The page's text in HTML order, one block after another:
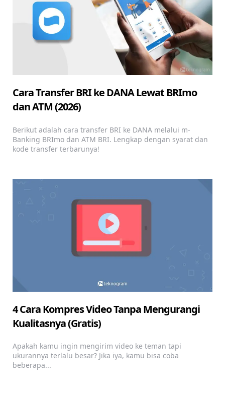
Cara Transfer BRI ke DANA Lewat BRImo
dan ATM (2026)
Berikut adalah cara transfer BRI ke DANA melalui m-
Banking BRImo dan ATM BRI. Lengkap dengan syarat dan
kode transfer terbarunya!
4 Cara Kompres Video Tanpa Mengurangi
Kualitasnya (Gratis)
Apakah kamu ingin mengirim video ke teman tapi
ukurannya terlalu besar? Jika iya, kamu bisa coba
beberapa...